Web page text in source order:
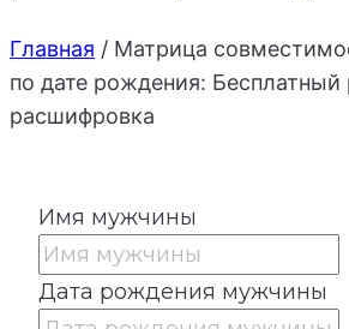
Главная / Матрица
по дате рождения: Бесплатный
расшифровка
Имя мужчины
Дата рождения мужчины